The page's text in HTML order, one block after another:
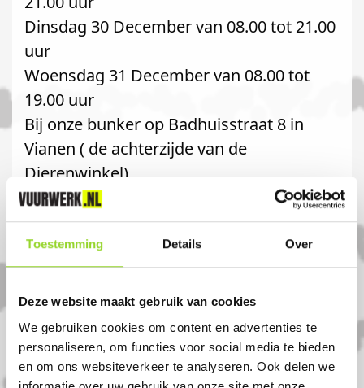
Toestemming Details Over
Deze website maakt gebruik van cookies
We gebruiken cookies om content en advertenties te
personaliseren, om functies voor social media te bieden
en om ons websiteverkeer te analyseren. Ook delen we
Dinsdag 30 December van 08.00 tot 21.00
uur
Woensdag 31 December van 08.00 tot
19.00 uur
Bij onze bunker op Badhuisstraat 8 in
Vianen ( de achterzijde van de
Dierenwinkel)
Categorie 1 vuurwerk (sterretjes, etc)
mag het hele jaar door worden verkocht
en afgestoken.
U kunt hiervoor het hele jaar terecht in de
Dierenwinkel op Voorstraat 12 4132AR
Vianen.